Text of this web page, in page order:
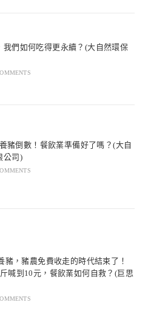
我們如何吃得更永續？(大自然環保
豬倒數！餐飲業準備好了嗎？(大自
公司)
豬，豬農免費收走的時代結束了！
喊到10元，餐飲業如何自救？(巨思